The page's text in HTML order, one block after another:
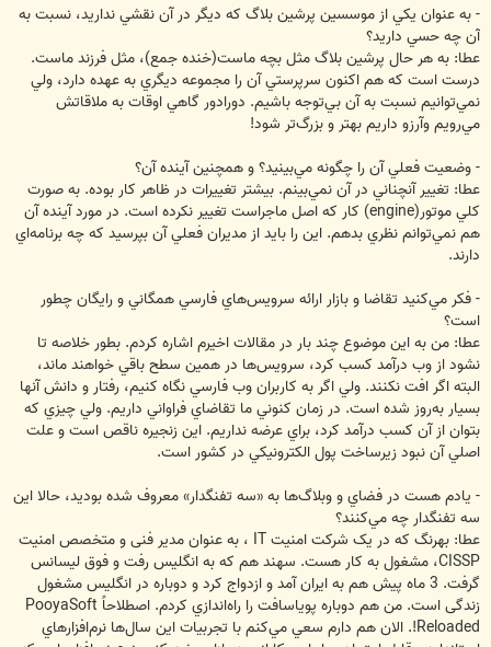
- به عنوان يكي از موسسين پرشين بلاگ كه ديگر در آن نقشي نداريد، نسبت به
آن چه حسي داريد؟
عطا: به هر حال پرشين بلاگ مثل بچه ماست(خنده جمع)، مثل فرزند ماست.
درست است که هم اکنون سرپرستي آن را مجموعه ديگري به عهده دارد، ولي
نمي‌توانيم نسبت به آن بي‌توجه باشيم. دورادور گاهي اوقات به ملاقاتش
مي‌رويم وآرزو داريم بهتر و بزرگ‌تر شود!
- وضعيت فعلي آن را چگونه مي‌بينيد؟ و همچنين آينده آن؟
عطا: تغيير آنچناني در آن نمي‌بينم. بيشتر تغييرات در ظاهر کار بوده. به صورت
کلي موتور(engine) کار که اصل ماجراست تغيير نکرده است. در مورد آينده آن
هم نمي‌توانم نظري بدهم. اين را بايد از مديران فعلي آن بپرسيد که چه برنامه‌اي
دارند.
- فكر مي‌كنيد تقاضا و بازار ارائه سرويس‌هاي فارسي همگاني و رايگان چطور
است؟
عطا: من به اين موضوع چند بار در مقالات اخيرم اشاره کردم. بطور خلاصه تا
نشود از وب درآمد كسب کرد، سرويس‌ها در همين سطح باقي خواهند ماند،
البته اگر افت نکنند. ولي اگر به کاربران وب فارسي نگاه کنيم، رفتار و دانش آنها
بسيار به‌روز شده است. در زمان کنوني ما تقاضاي فراواني داريم. ولي چيزي که
بتوان از آن کسب درآمد کرد، براي عرضه نداريم. اين زنجيره ناقص است و علت
اصلي آن نبود زيرساخت پول الکترونيکي در کشور است.
- يادم هست در فضاي و وبلاگ‌ها به «سه تفنگدار» معروف شده بوديد، حالا اين
سه تفنگدار چه مي‌کنند؟
عطا: بهرنگ كه در يک شرکت امنيت IT ، به عنوان مدير فنی و متخصص امنيت
CISSP، مشغول به کار هست. سهند هم که به انگليس رفت و فوق ليسانس
گرفت. 3 ماه پيش هم به ايران آمد و ازدواج کرد و دوباره در انگليس مشغول
زندگی است. من هم دوباره پوياسافت را راه‌اندازي کردم. اصطلاحاً PooyaSoft
Reloaded!. الان هم دارم سعي مي‌کنم با تجربيات اين سال‌ها نرم‌افزارهاي